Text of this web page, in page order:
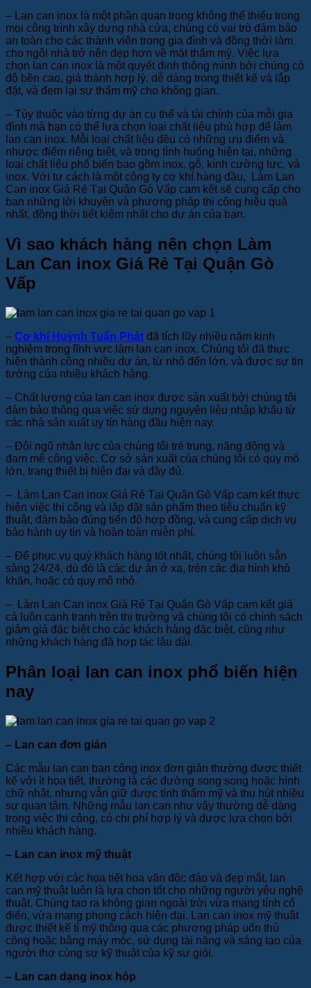
– Lan can inox là một phần quan trọng không thể thiếu trong
mọi công trình xây dựng nhà cửa, chúng có vai trò đảm bảo
an toàn cho các thành viên trong gia đình và đồng thời làm
cho ngôi nhà trở nên đẹp hơn về mặt thẩm mỹ. Việc lựa
chọn lan can inox là một quyết định thông minh bởi chúng có
độ bền cao, giá thành hợp lý, dễ dàng trong thiết kế và lắp
đặt, và đem lại sự thẩm mỹ cho không gian.
– Tùy thuộc vào từng dự án cụ thể và tài chính của mỗi gia
đình mà bạn có thể lựa chọn loại chất liệu phù hợp để làm
lan can inox. Mỗi loại chất liệu đều có những ưu điểm và
nhược điểm riêng biệt, và trong tình huống hiện tại, những
loại chất liệu phổ biến bao gồm inox, gỗ, kính cường lực, và
inox. Với tư cách là một công ty cơ khí hàng đầu, Làm Lan
Can inox Giá Rẻ Tại Quận Gò Vấp cam kết sẽ cung cấp cho
bạn những lời khuyên và phương pháp thi công hiệu quả
nhất, đồng thời tiết kiệm nhất cho dự án của bạn.
Vì sao khách hàng nên chọn Làm
Lan Can inox Giá Rẻ Tại Quận Gò
Vấp
– Cơ khí Huỳnh Tuấn Phát đã tích lũy nhiều năm kinh
nghiệm trong lĩnh vực làm lan can inox. Chúng tôi đã thực
hiện thành công nhiều dự án, từ nhỏ đến lớn, và được sự tin
tưởng của nhiều khách hàng.
– Chất lượng của lan can inox được sản xuất bởi chúng tôi
đảm bảo thông qua việc sử dụng nguyên liệu nhập khẩu từ
các nhà sản xuất uy tín hàng đầu hiện nay.
– Đội ngũ nhân lực của chúng tôi trẻ trung, năng động và
đam mê công việc. Cơ sở sản xuất của chúng tôi có quy mô
lớn, trang thiết bị hiện đại và đầy đủ.
– Làm Lan Can inox Giá Rẻ Tại Quận Gò Vấp cam kết thực
hiện việc thi công và lắp đặt sản phẩm theo tiêu chuẩn kỹ
thuật, đảm bảo đúng tiến độ hợp đồng, và cung cấp dịch vụ
bảo hành uy tín và hoàn toàn miễn phí.
– Để phục vụ quý khách hàng tốt nhất, chúng tôi luôn sẵn
sàng 24/24, dù đó là các dự án ở xa, trên các địa hình khó
khăn, hoặc có quy mô nhỏ.
– Làm Lan Can inox Giá Rẻ Tại Quận Gò Vấp cam kết giá
cả luôn cạnh tranh trên thị trường và chúng tôi có chính sách
giảm giá đặc biệt cho các khách hàng đặc biệt, cũng như
những khách hàng đã hợp tác lâu dài.
Phân loại lan can inox phổ biến hiện
nay
– Lan can đơn giản
Các mẫu lan can ban công inox đơn giản thường được thiết
kế với ít họa tiết, thường là các đường song song hoặc hình
chữ nhật, nhưng vẫn giữ được tính thẩm mỹ và thu hút nhiều
sự quan tâm. Những mẫu lan can như vậy thường dễ dàng
trong việc thi công, có chi phí hợp lý và được lựa chọn bởi
nhiều khách hàng.
– Lan can inox mỹ thuật
Kết hợp với các họa tiết hoa văn độc đáo và đẹp mắt, lan
can mỹ thuật luôn là lựa chọn tốt cho những người yêu nghệ
thuật. Chúng tạo ra không gian ngoài trời vừa mang tính cổ
điển, vừa mang phong cách hiện đại. Lan can inox mỹ thuật
được thiết kế tỉ mỹ thông qua các phương pháp uốn thủ
công hoặc bằng máy móc, sử dụng tài năng và sáng tạo của
người thợ cùng sự kỹ thuật của kỹ sư giỏi.
– Lan can dạng inox hộp